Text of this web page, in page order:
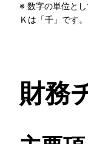
※ 数字の単位とし
Ｋは「千」です。
財務